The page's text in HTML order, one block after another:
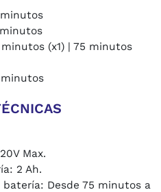
minutos
(x1) | 75 minutos
minutos
Max.
2 Ah.
Desde 75 minutos a